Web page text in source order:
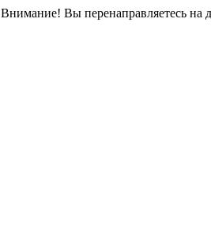
Внимание! Вы перенаправляетесь на